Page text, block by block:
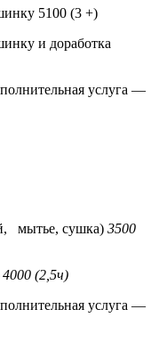
5100 (3 +)
и доработка
услуга —
мытье, сушка) 3500
4000 (2,5ч)
услуга —